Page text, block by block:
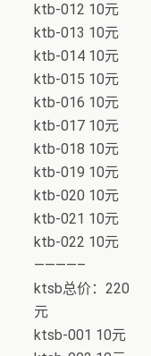
ktb-012 10元
ktb-013 10元
ktb-014 10元
ktb-015 10元
ktb-016 10元
ktb-017 10元
ktb-018 10元
ktb-019 10元
ktb-020 10元
ktb-021 10元
ktb-022 10元
————–
ktsb总价：220
元
ktsb-001 10元